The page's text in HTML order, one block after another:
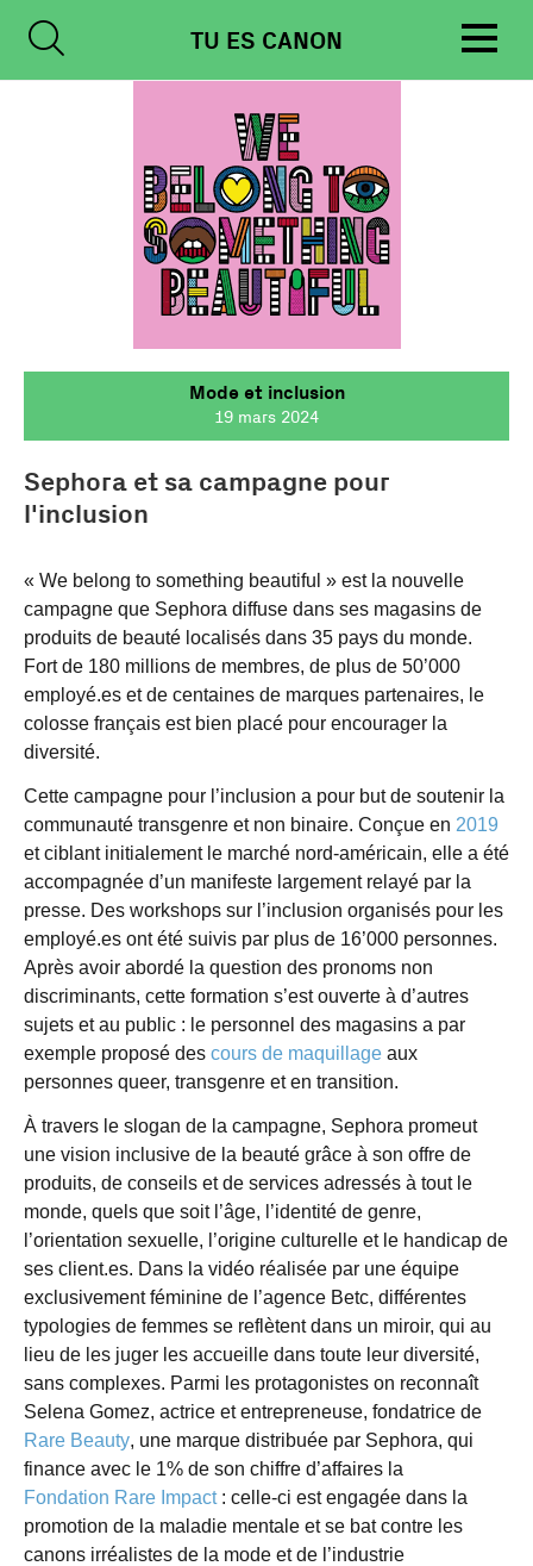
Skip
content
TU ES CANON
Mode et inclusion
19 mars 2024
Sephora et sa campagne pour
l'inclusion
« We belong to something beautiful » est la nouvelle
campagne que Sephora diffuse dans ses magasins de
produits de beauté localisés dans 35 pays du monde.
Fort de 180 millions de membres, de plus de 50’000
employé.es et de centaines de marques partenaires, le
colosse français est bien placé pour encourager la
diversité.
Cette campagne pour l’inclusion a pour but de soutenir la
communauté transgenre et non binaire. Conçue en 2019
et ciblant initialement le marché nord-américain, elle a été
accompagnée d’un manifeste largement relayé par la
presse. Des workshops sur l’inclusion organisés pour les
employé.es ont été suivis par plus de 16’000 personnes.
Après avoir abordé la question des pronoms non
discriminants, cette formation s’est ouverte à d’autres
sujets et au public : le personnel des magasins a par
exemple proposé des cours de maquillage aux
personnes queer, transgenre et en transition.
À travers le slogan de la campagne, Sephora promeut
une vision inclusive de la beauté grâce à son offre de
produits, de conseils et de services adressés à tout le
monde, quels que soit l’âge, l’identité de genre,
l’orientation sexuelle, l’origine culturelle et le handicap de
ses client.es. Dans la vidéo réalisée par une équipe
exclusivement féminine de l’agence Betc, différentes
typologies de femmes se reflètent dans un miroir, qui au
lieu de les juger les accueille dans toute leur diversité,
sans complexes. Parmi les protagonistes on reconnaît
Selena Gomez, actrice et entrepreneuse, fondatrice de
Rare Beauty, une marque distribuée par Sephora, qui
finance avec le 1% de son chiffre d’affaires la
Fondation Rare Impact: celle-ci est engagée dans la
promotion de la maladie mentale et se bat contre les
canons irréalistes de la mode et de l’industrie